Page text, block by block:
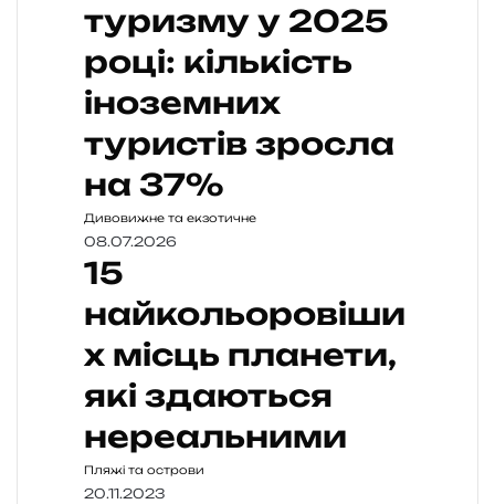
туризму у 2025
році: кількість
іноземних
туристів зросла
на 37%
Дивовижне та екзотичне
08.07.2026
15
найкольоровіши
х місць планети,
які здаються
нереальними
Пляжі та острови
20.11.2023